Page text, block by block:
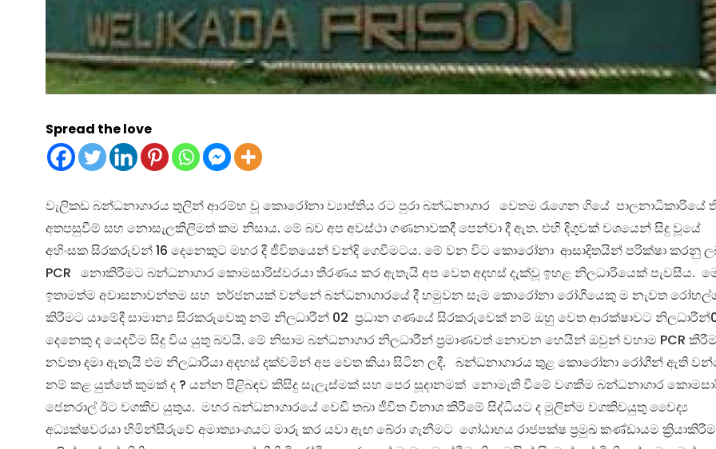
Spread the love
වැලිකඩ බන්ධනාගාරය තුලින් ආරම්භ වූ කොරෝනා ව්‍යාප්තිය රට පුරා බන්ධනාගාර වෙතම රැගෙන ගියේ පාලනාධිකාරියේ
අතපසුවීම් සහ නොසැලකිලිමත් කම නිසාය. මේ බව අප අවස්ථා ගණනාවකදී පෙන්වා දී ඇත. එහි දිගුවක් වශයෙන් සිදු වූයේ
අහිංසක සිරකරුවන් 16 දෙනෙකුට මහර දී ජීවිතයෙන් වන්දි ගෙවීමටය. මේ වන විට කොරෝනා ආසාදිතයින් පරික්ෂා කරනු
PCR නොකිරීමට බන්ධනාගාර කොමසාරිස්වරයා තීරණය කර ඇතැයි අප වෙත අදහස් දැක්වූ ඉහළ නිලධාරියෙක් පැවසීය.
ඉතාමත්ම අවාසනාවන්තම සහ තර්ජනයක් වන්නේ බන්ධනාගාරයේ දී හමුවන සෑම කොරෝනා රෝගියෙකු ම නැවත
කිරීමට යාමේදී සාමාන්‍ය සිරකරුවෙකු නම් නිලධාරීන් 02 ප්‍රධාන ගණයේ සිරකරුවෙක් නම් ඔහු වෙත ආරක්ෂාවට
දෙනෙකු ද යෙදවීම සිදු විය යුතු බවයි. මේ නිසාම බන්ධනාගාර නිලධාරීන් ප්‍රමාණවත් නොවන හෙයින් ඔවුන් වහාම PCR
නවතා දමා ඇතැයි එම නිලධාරියා අදහස් දක්වමින් අප වෙත කියා සිටින ලදී. බන්ධනාගාරය තුළ කොරෝනා රෝගීන් ඇති
නම් කළ යුත්තේ කුමක් ද ? යන්න පිළිබඳව කිසිදු සැලැස්මක් සහ පෙර සූදානමක් නොමැති වීමේ වගකීම බන්ධනාගාර
ජෙනරාල් ඊට වගකිව යුතුය. මහර බන්ධනාගාරයේ වෙඩි තබා ජීවිත විනාශ කිරීමේ සිද්ධියට ද මුලින්ම වගකිවයුතු වෛද්‍ය
අධ්‍යක්ෂවරයා හිමින්සීරුවේ අමාත්‍යාංශයට මාරු කර යවා ඇඟ බේරා ගැනීමට ගෝඨාභය රාජපක්ෂ ප්‍රමුඛ කණ්ඩායම ක්‍රියාකිරීම